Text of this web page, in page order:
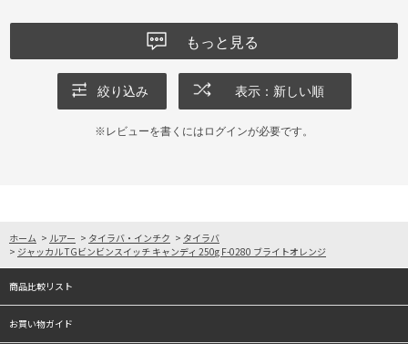
もっと見る
絞り込み 表示：新しい順
※レビューを書くには ログインが必要です。
ホーム > ルアー > タイラバ・インチク > タイラバ
> ジャッカル TGビンビンスイッチ キャンディ 250g F-0280 ブライトオレンジ
商品比較リスト
お買い物ガイド